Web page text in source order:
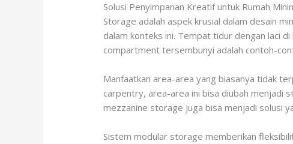
Solusi Penyimpanan Kreatif untuk Rumah
Storage adalah aspek krusial dalam desain
dalam konteks ini. Tempat tidur dengan laci
compartment tersembunyi adalah contoh-
Manfaatkan area-area yang biasanya tidak
carpentry, area-area ini bisa diubah menjadi
mezzanine storage juga bisa menjadi solusi
Sistem modular storage memberikan